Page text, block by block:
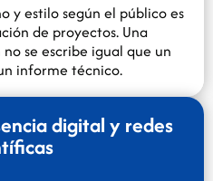
y estilo según el público es
de proyectos. Una
se escribe igual que un
informe técnico.
digital y redes